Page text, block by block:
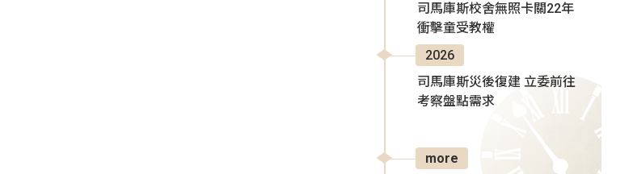
司馬庫斯校舍無照卡關22年
衝擊童受教權
2026
司馬庫斯災後復建 立委前往
考察盤點需求
more